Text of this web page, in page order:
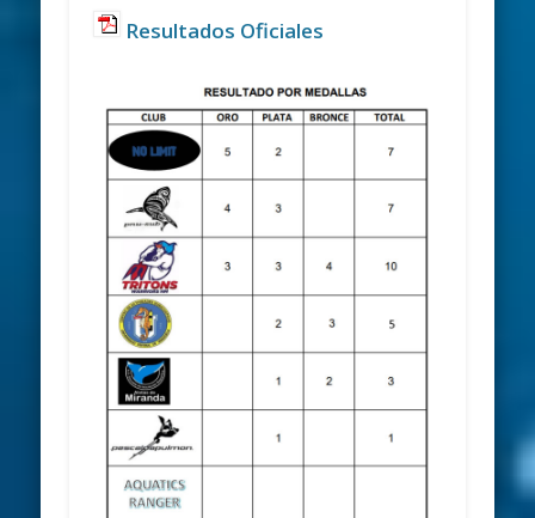
Resultados Oficiales